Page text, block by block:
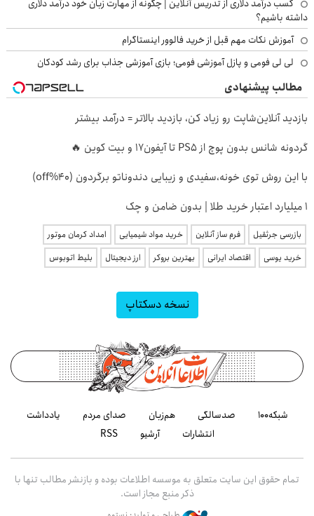
کسب درآمد دلاری از تدریس آنلاین | چگونه از مهارت زبان خود درآمد دلاری
داشته باشیم؟
آموزش نکات مهم قبل از خرید فالوور اینستاگرام
لی لی فومی و پازل آموزشی فومی؛ بازی آموزشی جذاب برای رشد کودکان
مطالب پیشنهادی
بازدید آنلاین‌شاپت رو زیاد کن، بازدید بالاتر = درآمد بیشتر
گردونه شانس بدون پوچ از PS5 تا آیفون17 و بیت کوین 🔥
با این روش توی خونه،سفیدی و زیبایی دندوناتو برگردون (40%off)
۱ میلیارد اعتبار خرید طلا | بدون ضامن و چک
بازرسی جرثقیل فرم ساز آنلاین خرید مواد شیمیایی
امداد کرمان موتور
خرید یوسی
اقتصاد ایرانی بهترین بروکر ارز دیجیتال بلیط اتوبوس
نسخه دسکتاپ
شبکه۱۰۰ صدسالگی هم‌زبان صدای مردم
یادداشت
انتشارات
آرشیو RSS
تمام حقوق این سایت متعلق به موسسه اطلاعات بوده و بازنشر مطالب تنها با
ذکر منبع مجاز است.